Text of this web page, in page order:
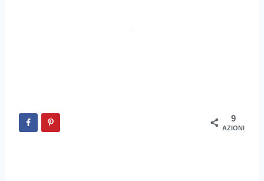
9
AZIONI